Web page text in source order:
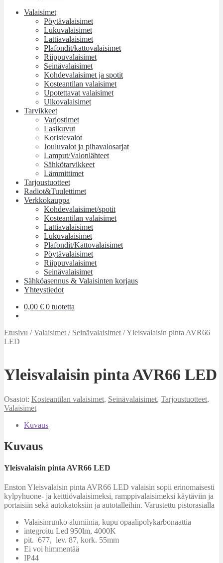
Valaisimet
Pöytävalaisimet
Lukuvalaisimet
Lattiavalaisimet
Plafondit/kattovalaisimet
Riippuvalaisimet
Seinävalaisimet
Kohdevalaisimet ja spotit
Kosteantilan valaisimet
Upotettavat valaisimet
Ulkovalaisimet
Tarvikkeet
Varjostimet
Lasikuvut
Koristevalot
Jouluvalot ja pihavalosarjat
Lamput/Valonlähteet
Sähkötarvikkeet
Lämmittimet
Tarjoustuotteet
Radiot&Tuulettimet
Verkkokauppa
Kohdevalaisimet/spotit
Kosteantilan valaisimet
Lattiavalaisimet
Lukuvalaisimet
Plafondit/Kattovalaisimet
Pöytävalaisimet
Riippuvalaisimet
Seinävalaisimet
Sähköasennus & Valaisinten korjaus
Yhteystiedot
0,00 € 0 tuotetta
Etusivu /Valaisimet / Seinävalaisimet /Yleisvalaisin pinta AVR66
LED
Yleisvalaisin pinta AVR66 LED
Osastot: Kosteantilan valaisimet, Seinävalaisimet, Tarjoustuotteet,
Valaisimet
Kuvaus
Kuvaus
Yleisvalaisin pinta AVR66 LED
Enston Yleisvalaisin pinta AVR66 LED valaisin sopii erinomaisesti
kylpyhuone- ja keittiövalaisimeksi, ramppivalaisimeksi käytäviin ja
portaisiin sekä autokatoksiin ja autotalleihin. Varustettu pistorasialla
Valaisinrunko alumiinia, kupu opaalipolykarbonaattia
integroitu Led 950lm, 4000K
pit. 677, lev. 87, kork. 55mm
Ei voi himmentää
IP44